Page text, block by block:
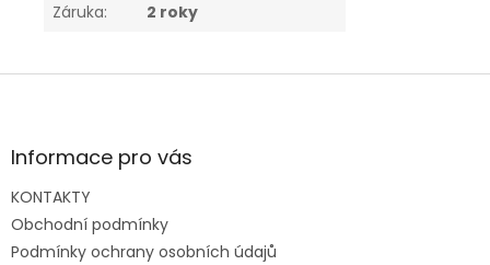
Záruka: 2 roky
Z
aInformace pro vás
KONTAKTY
Obchodní podmínky
Podmínky ochrany osobních údajů